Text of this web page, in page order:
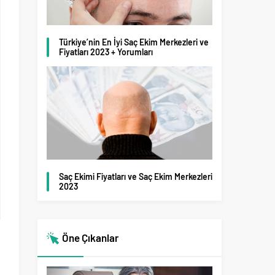
Türkiye’nin En İyi Saç Ekim Merkezleri ve
Fiyatları 2023 + Yorumları
Saç Ekimi Fiyatları ve Saç Ekim Merkezleri
2023
Öne Çıkanlar